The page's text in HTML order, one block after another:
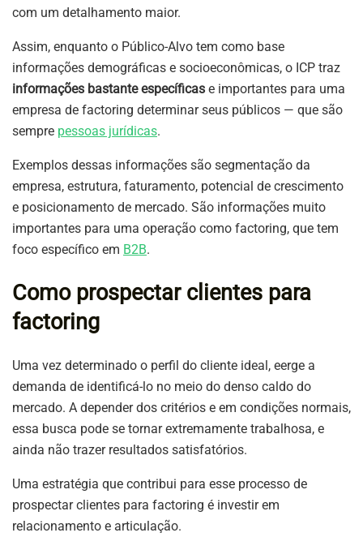
com um detalhamento maior.
Assim, enquanto o Público-Alvo tem como base
informações demográficas e socioeconômicas, o ICP traz
informações bastante específicas e importantes para uma
empresa de factoring determinar seus públicos — que são
sempre pessoas jurídicas.
Exemplos dessas informações são segmentação da
empresa, estrutura, faturamento, potencial de crescimento
e posicionamento de mercado. São informações muito
importantes para uma operação como factoring, que tem
foco específico em B2B.
Como prospectar clientes para
factoring
Uma vez determinado o perfil do cliente ideal, eerge a
demanda de identificá-lo no meio do denso caldo do
mercado. A depender dos critérios e em condições normais,
essa busca pode se tornar extremamente trabalhosa, e
ainda não trazer resultados satisfatórios.
Uma estratégia que contribui para esse processo de
prospectar clientes para factoring é investir em
relacionamento e articulação.